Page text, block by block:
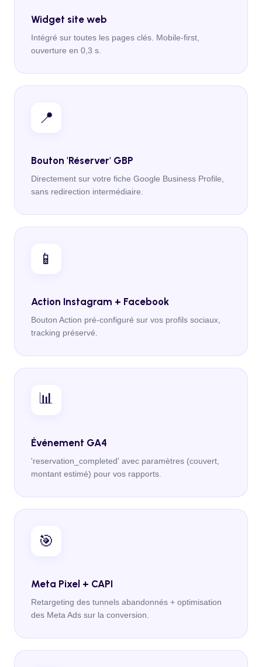
Widget site web
Intégré sur toutes les pages clés. Mobile-first,
ouverture en 0,3 s.
📍
Bouton 'Réserver' GBP
Directement sur votre fiche Google Business Profile,
sans redirection intermédiaire.
📱
Action Instagram + Facebook
Bouton Action pré-configuré sur vos profils sociaux,
tracking préservé.
📊
Événement GA4
'reservation_completed' avec paramètres (couvert,
montant estimé) pour vos rapports.
🎯
Meta Pixel + CAPI
Retargeting des tunnels abandonnés + optimisation
des Meta Ads sur la conversion.